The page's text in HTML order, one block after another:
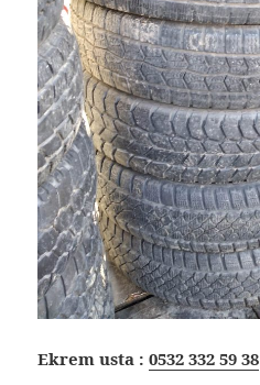
Ekrem usta :0532 332 59 38